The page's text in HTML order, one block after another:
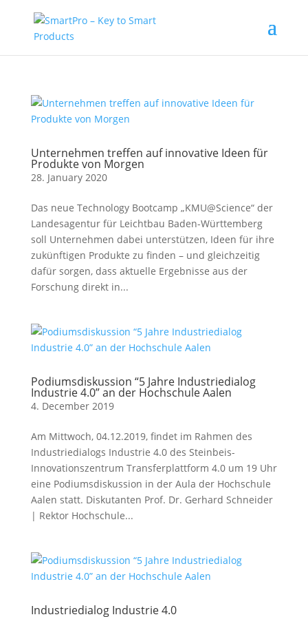
Unternehmen treffen auf innovative Ideen für
Produkte von Morgen
28. January 2020
Das neue Technology Bootcamp „KMU@Science“ der
Landesagentur für Leichtbau Baden-Württemberg
soll Unternehmen dabei unterstützen, Ideen für ihre
zukünftigen Produkte zu finden – und gleichzeitig
dafür sorgen, dass aktuelle Ergebnisse aus der
Forschung direkt in...
Podiumsdiskussion “5 Jahre Industriedialog
Industrie 4.0” an der Hochschule Aalen
4. December 2019
Am Mittwoch, 04.12.2019, findet im Rahmen des
Industriedialogs Industrie 4.0 des Steinbeis-
Innovationszentrum Transferplattform 4.0 um 19 Uhr
eine Podiumsdiskussion in der Aula der Hochschule
Aalen statt. Diskutanten Prof. Dr. Gerhard Schneider
| Rektor Hochschule...
Industriedialog Industrie 4.0